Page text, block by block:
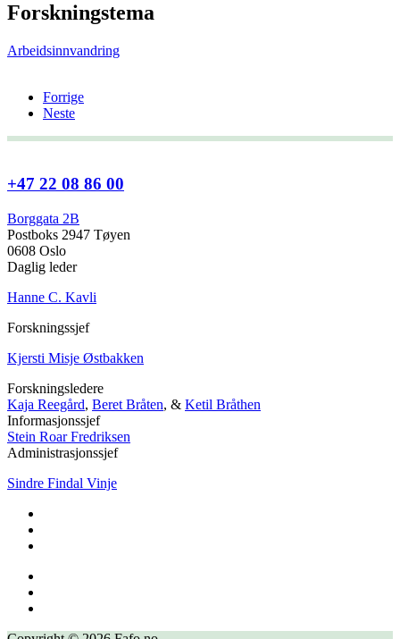
Forskningstema
Arbeidsinnvandring
Forrige
Neste
+47 22 08 86 00
Borggata 2B
Postboks 2947 Tøyen
0608 Oslo
Daglig leder
Hanne C. Kavli
Forskningssjef
Kjersti Misje Østbakken
Forskningsledere
Kaja Reegård, Beret Bråten, & Ketil Bråthen
Informasjonssjef
Stein Roar Fredriksen
Administrasjonssjef
Sindre Findal Vinje